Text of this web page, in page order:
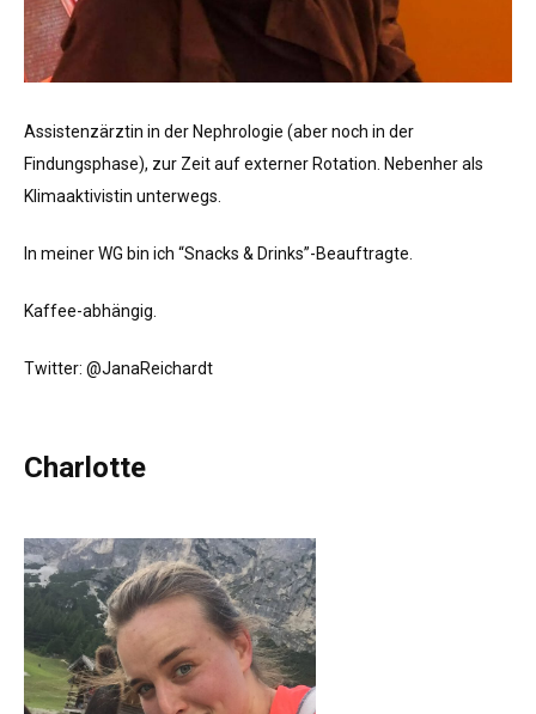
Assistenzärztin in der Nephrologie (aber noch in der
Findungsphase), zur Zeit auf externer Rotation. Nebenher als
Klimaaktivistin unterwegs.
In meiner WG bin ich “Snacks & Drinks”-Beauftragte.
Kaffee-abhängig.
Twitter: @JanaReichardt
Charlotte